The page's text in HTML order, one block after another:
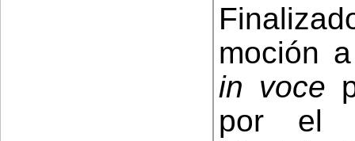
moción
in voce
por el